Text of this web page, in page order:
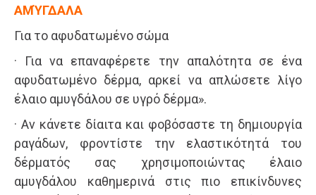
ΑΜΎΓΔΑΛΑ
Για το αφυδατωμένο σώμα
· Για να επαναφέρετε την απαλότητα σε ένα
αφυδατωμένο δέρμα, αρκεί να απλώσετε λίγο
έλαιο αμυγδάλου σε υγρό δέρμα».
· Αν κάνετε δίαιτα και φοβόσαστε τη δημιουργία
ραγάδων, φροντίστε την ελαστικότητά του
δέρματός σας χρησιμοποιώντας έλαιο
αμυγδάλου καθημερινά στις πιο επικίνδυνες